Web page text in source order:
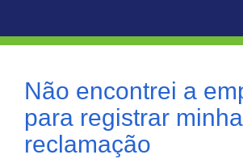
Não encontrei a
para registrar minha
reclamação